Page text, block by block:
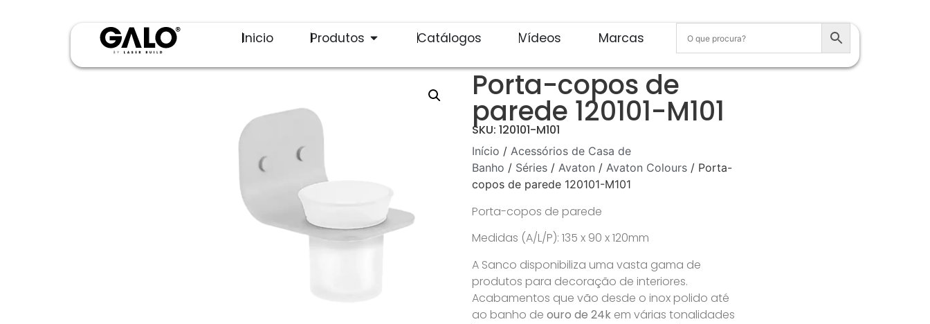
Inicio Produtos Catálogos Vídeos Marcas
Porta-copos de
parede 120101-M101
SKU: 120101-M101
Início / Acessórios de Casa de
Banho / Séries/ Avaton / Avaton Colours/ Porta-
copos de parede 120101-M101
Porta-copos de parede
Medidas (A/L/P): 135 x 90 x 120mm
A Sanco disponibiliza uma vasta gama de
produtos para decoração de interiores.
Acabamentos que vão desde o inox polido até
ao banho de ouro de 24kem várias tonalidades